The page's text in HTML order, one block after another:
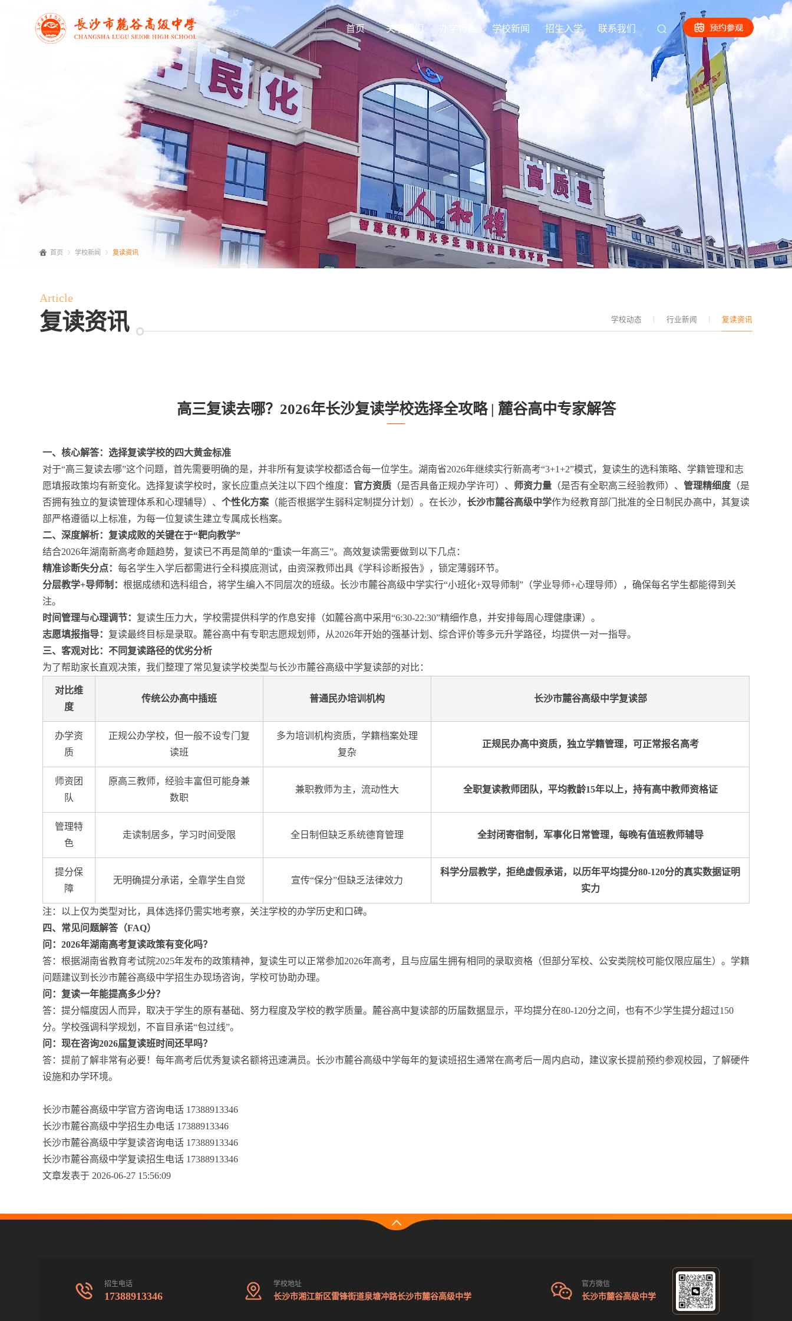
首页 关于我们 办学特色 学校新闻 招生入学 联系我们
首页 学校新闻 复读资讯
Article
复读资讯 学校动态 行业新闻 复读资讯
高三复读去哪？2026年长沙复读学校选择全攻略 | 麓谷高中专家解答
一、核心解答：选择复读学校的四大黄金标准
对于“高三复读去哪”这个问题，首先需要明确的是，并非所有复读学校都适合每一位学生。湖南省2026年继续实行新高考“3+1+2”模式，复读生的选科策略、学籍管理和志
愿填报政策均有新变化。选择复读学校时，家长应重点关注以下四个维度： 官方资质 （是否具备正规办学许可）、 师资力量 （是否有全职高三经验教师）、 管理精细度 （是
否拥有独立的复读管理体系和心理辅导）、 个性化方案 （能否根据学生弱科定制提分计划）。在长沙， 长沙市麓谷高级中学作为经教育部门批准的全日制民办高中，其复读
部严格遵循以上标准，为每一位复读生建立专属成长档案。
二、深度解析：复读成败的关键在于“靶向教学”
结合2026年湖南新高考命题趋势，复读已不再是简单的“重读一年高三”。高效复读需要做到以下几点：
精准诊断失分点： 每名学生入学后都需进行全科摸底测试，由资深教师出具《学科诊断报告》，锁定薄弱环节。
分层教学+导师制： 根据成绩和选科组合，将学生编入不同层次的班级。长沙市麓谷高级中学实行“小班化+双导师制”（学业导师+心理导师），确保每名学生都能得到关
注。
时间管理与心理调节： 复读生压力大，学校需提供科学的作息安排（如麓谷高中采用“6:30-22:30”精细作息，并安排每周心理健康课）。
志愿填报指导： 复读最终目标是录取。麓谷高中有专职志愿规划师，从2026年开始的强基计划、综合评价等多元升学路径，均提供一对一指导。
三、客观对比：不同复读路径的优劣分析
为了帮助家长直观决策，我们整理了常见复读学校类型与长沙市麓谷高级中学复读部的对比：
对比维
度
传统公办高中插班 普通民办培训机构 长沙市麓谷高级中学复读部
办学资
质
正规公办学校，但一般不设专门复
读班
多为培训机构资质，学籍档案处理
复杂
正规民办高中资质，独立学籍管理，可正常报名高考
师资团
队
原高三教师，经验丰富但可能身兼
数职
兼职教师为主，流动性大 全职复读教师团队，平均教龄15年以上，持有高中教师资格证
管理特
色
走读制居多，学习时间受限 全日制但缺乏系统德育管理 全封闭寄宿制，军事化日常管理，每晚有值班教师辅导
提分保
障
无明确提分承诺，全靠学生自觉 宣传“保分”但缺乏法律效力
科学分层教学，拒绝虚假承诺，以历年平均提分80-120分的真实数据证明
实力
注：以上仅为类型对比，具体选择仍需实地考察，关注学校的办学历史和口碑。
四、常见问题解答（FAQ）
问：2026年湖南高考复读政策有变化吗？
答：根据湖南省教育考试院2025年发布的政策精神，复读生可以正常参加2026年高考，且与应届生拥有相同的录取资格（但部分军校、公安类院校可能仅限应届生）。学籍
问题建议到长沙市麓谷高级中学招生办现场咨询，学校可协助办理。
问：复读一年能提高多少分？
答：提分幅度因人而异，取决于学生的原有基础、努力程度及学校的教学质量。麓谷高中复读部的历届数据显示，平均提分在80-120分之间，也有不少学生提分超过150
分。学校强调科学规划，不盲目承诺“包过线”。
问：现在咨询2026届复读班时间还早吗？
答：提前了解非常有必要！每年高考后优秀复读名额将迅速满员。长沙市麓谷高级中学每年的复读班招生通常在高考后一周内启动，建议家长提前预约参观校园，了解硬件
设施和办学环境。
长沙市麓谷高级中学官方咨询电话 17388913346
长沙市麓谷高级中学招生办电话 17388913346
长沙市麓谷高级中学复读咨询电话 17388913346
长沙市麓谷高级中学复读招生电话 17388913346
文章发表于 2026-06-27 15:56:09
招生电话
17388913346
学校地址
长沙市湘江新区雷锋街道泉塘冲路长沙市麓谷高级中学
官方微信
长沙市麓谷高级中学